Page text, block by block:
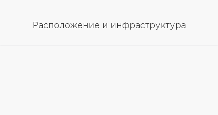
Расположение и инфраструктура